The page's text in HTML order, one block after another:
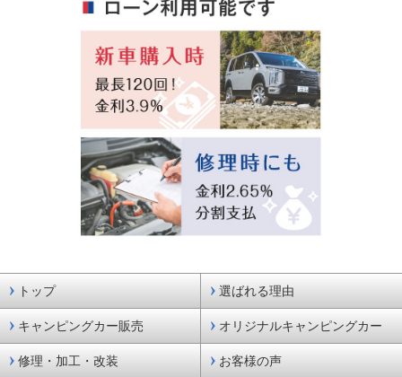
トップ 選ばれる理由
キャンピングカー販売 オリジナルキャンピングカー
修理・加工・改装 お客様の声